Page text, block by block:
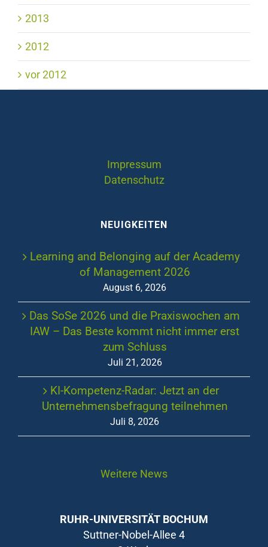
2013
2012
vor 2012
Impressum
Datenschutz
NEUIGKEITEN
Learning and Belonging auf der Academy
of Management 2026
August 6, 2026
Das SoSe 2026 und die Praxiswochen am
IAW – Das Beste kommt nicht immer erst
zum Schluss
Juli 21, 2026
KI-Kompetenz-Radar: Jetzt an der
Unternehmensbefragung teilnehmen
Juli 8, 2026
Weitere News
RUHR-UNIVERSITÄT BOCHUM
Suttner-Nobel-Allee 4